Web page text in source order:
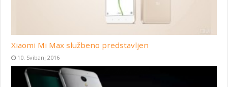
Xiaomi Mi Max službeno predstavljen
10. Svibanj 2016